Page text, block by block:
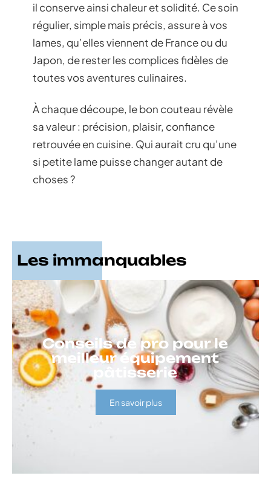
il conserve ainsi chaleur et solidité. Ce soin
régulier, simple mais précis, assure à vos
lames, qu’elles viennent de France ou du
Japon, de rester les complices fidèles de
toutes vos aventures culinaires.
À chaque découpe, le bon couteau révèle
sa valeur : précision, plaisir, confiance
retrouvée en cuisine. Qui aurait cru qu’une
si petite lame puisse changer autant de
choses ?
Les immanquables
Conseils de pro pour le
meilleur équipement
pâtisserie
En savoir plus